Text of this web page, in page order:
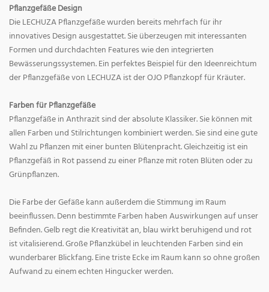
Pflanzgefäße Design
Die LECHUZA Pflanzgefäße wurden bereits mehrfach für ihr
innovatives Design ausgestattet. Sie überzeugen mit interessanten
Formen und durchdachten Features wie den integrierten
Bewässerungssystemen. Ein perfektes Beispiel für den Ideenreichtum
der Pflanzgefäße von LECHUZA ist der OJO Pflanzkopf für Kräuter.
Farben für Pflanzgefäße
Pflanzgefäße in Anthrazit sind der absolute Klassiker. Sie können mit
allen Farben und Stilrichtungen kombiniert werden. Sie sind eine gute
Wahl zu Pflanzen mit einer bunten Blütenpracht. Gleichzeitig ist ein
Pflanzgefäß in Rot passend zu einer Pflanze mit roten Blüten oder zu
Grünpflanzen.
Die Farbe der Gefäße kann außerdem die Stimmung im Raum
beeinflussen. Denn bestimmte Farben haben Auswirkungen auf unser
Befinden. Gelb regt die Kreativität an, blau wirkt beruhigend und rot
ist vitalisierend. Große Pflanzkübel in leuchtenden Farben sind ein
wunderbarer Blickfang. Eine triste Ecke im Raum kann so ohne großen
Aufwand zu einem echten Hingucker werden.